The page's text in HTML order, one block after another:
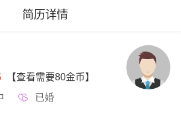
简历详情
【查看需要80金币】
已婚